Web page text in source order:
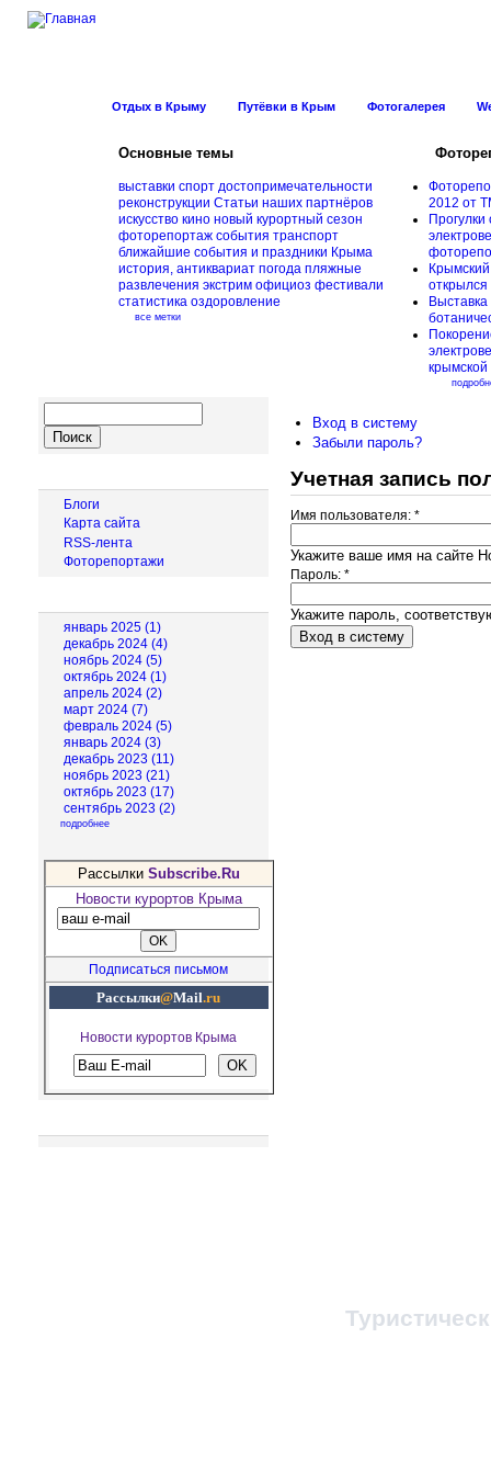
Отдых в Крыму Путёвки в Крым Фотогалерея
Основные темы
выставки спорт достопримечательности
реконструкции Статьи наших партнёров
искусство кино новый курортный сезон
фоторепортаж события транспорт
ближайшие события и праздники Крыма
история, антиквариат погода пляжные
развлечения экстрим официоз фестивали
статистика оздоровление
все метки
2012 от
Прогулки
крымской
Блоги
Карта сайта
RSS-лента
Фоторепортажи
январь 2025 (1)
декабрь 2024 (4)
ноябрь 2024 (5)
октябрь 2024 (1)
апрель 2024 (2)
март 2024 (7)
февраль 2024 (5)
январь 2024 (3)
декабрь 2023 (11)
ноябрь 2023 (21)
октябрь 2023 (17)
сентябрь 2023 (2)
подробнее
Рассылки Subscribe.Ru
Новости курортов Крыма
Подписаться письмом
Рассылки@Mail.ru
Новости курортов Крыма
Вход в систему
Забыли пароль?
Учетная запись
Имя пользователя: *
Укажите ваше имя на сайте
Пароль: *
Укажите пароль,